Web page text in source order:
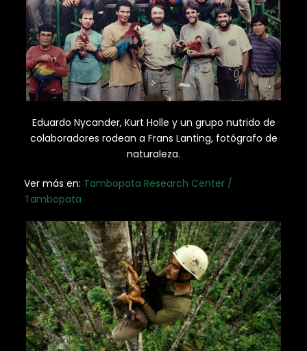
Eduardo Nycander, Kurt Holle y un grupo nutrido de
colaboradores rodean a Frans Lanting, fotógrafo de
naturaleza.
Ver más en: Tambopata Research Center /
Tambopata